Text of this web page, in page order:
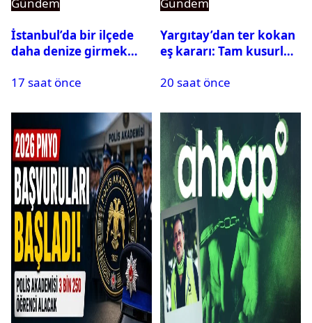
Gündem
İstanbul’da bir ilçede
daha denize girmek
17 saat önce
Gündem
Yargıtay’dan ter kokan
eş kararı: Tam kusurlu
20 saat önce